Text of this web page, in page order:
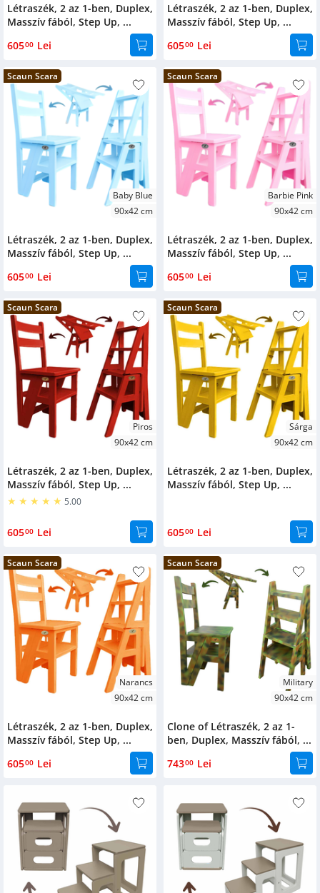
Létraszék, 2 az 1-ben, Duplex,
Masszív fából, Step Up, ...
60500 Lei
Létraszék, 2 az 1-ben, Duplex,
Masszív fából, Step Up, ...
60500 Lei
Scaun Scara
Baby Blue
90x42 cm
Létraszék, 2 az 1-ben, Duplex,
Masszív fából, Step Up, ...
60500 Lei
Scaun Scara
Barbie Pink
90x42 cm
Létraszék, 2 az 1-ben, Duplex,
Masszív fából, Step Up, ...
60500 Lei
Scaun Scara
Piros
90x42 cm
Létraszék, 2 az 1-ben, Duplex,
Masszív fából, Step Up, ...
5.00
60500 Lei
Scaun Scara
Sárga
90x42 cm
Létraszék, 2 az 1-ben, Duplex,
Masszív fából, Step Up, ...
60500 Lei
Scaun Scara
Narancs
90x42 cm
Létraszék, 2 az 1-ben, Duplex,
Masszív fából, Step Up, ...
60500 Lei
Scaun Scara
Military
90x42 cm
Clone of Létraszék, 2 az 1-
ben, Duplex, Masszív fából, ...
74300 Lei